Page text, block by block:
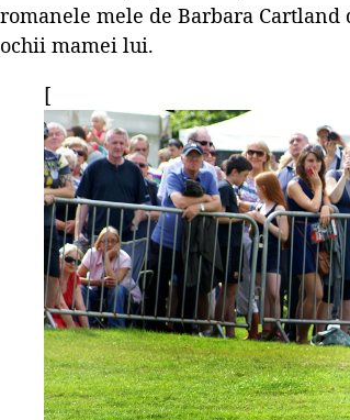
romanele mele de Barbara
ochii mamei lui.
[